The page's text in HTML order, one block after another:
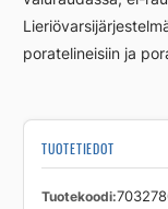
poratelineisiin ja
TUOTETIEDOT
Tuotekoodi